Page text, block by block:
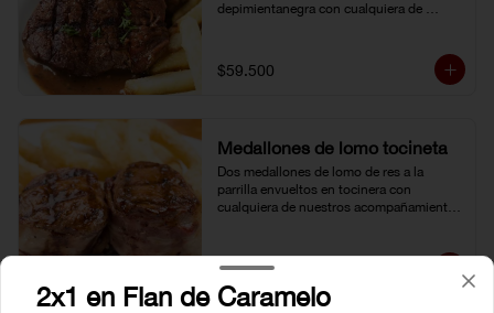
depimientanegra con cualquiera de
$59.500
Medallones de lomo tocineta
Dos medallones de lomo de res a la
parrilla envueltos en tocinera con
cualquiera de nuestros acompañamientos
$61.500
2x1 en Flan de Caramelo